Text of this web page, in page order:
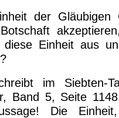
der Gläubigen
Einheit aus
im Siebten-
Band 5, Seite
Die